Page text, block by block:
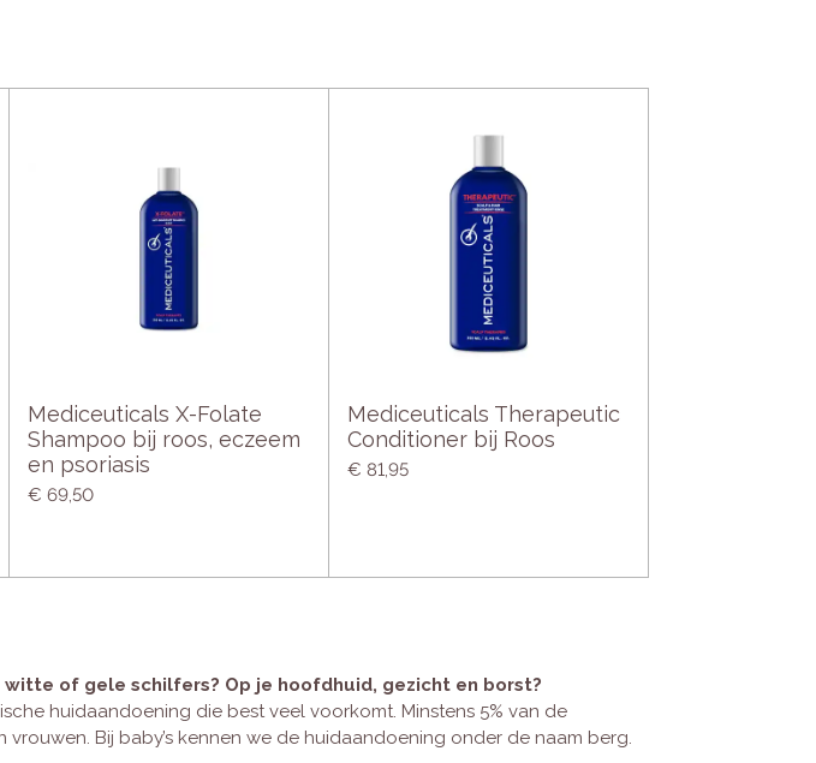
Mediceuticals X-Folate
Shampoo bij roos, eczeem
en psoriasis
€ 69,50
Mediceuticals Therapeutic
Conditioner bij Roos
€ 81,95
of gele schilfers? Op je hoofdhuid, gezicht en borst?
huidaandoening die best veel voorkomt. Minstens 5% van de
Bij baby’s kennen we de huidaandoening onder de naam berg.